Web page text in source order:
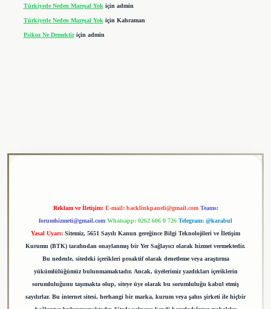
Türkiyede Neden Mareşal Yokiçin admin
Türkiyede Neden Mareşal Yok için Kahraman
Psikoz Ne Demektiriçin admin
Reklam ve İletişim: E-mail: backlinkpaneli@gmail.com Teams:
forumhizmeti@gmail.com Whatsapp: 0262 606 0 726 Telegram: @karabul
Yasal Uyarı: Sitemiz, 5651 Sayılı Kanun gereğince Bilgi Teknolojileri ve İletişim
Kurumu (BTK) tarafından onaylanmış bir Yer Sağlayıcı olarak hizmet vermektedir.
Bu nedenle, sitedeki içerikleri proaktif olarak denetleme veya araştırma
yükümlülüğümüz bulunmamaktadır. Ancak, üyelerimiz yazdıkları içeriklerin
sorumluluğunu taşımakta olup, siteye üye olarak bu sorumluluğu kabul etmiş
sayılırlar. Bu internet sitesi, herhangi bir marka, kurum veya şahıs şirketi ile hiçbir